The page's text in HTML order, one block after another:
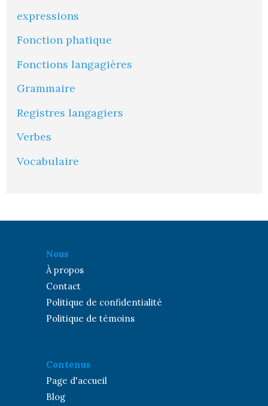
expressions
Fonction phatique
Fonctions langagières
Grammaire
Registres langagiers
Verbes
Vocabulaire
Nous
À propos
Contact
Politique de confidentialité
Politique de témoins
Contenus
Page d'accueil
Blog